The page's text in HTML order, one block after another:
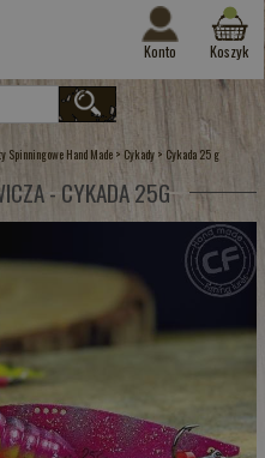
Konto Koszyk
Spinningowe Hand Made> Cykady > Cykada 25 g
- CYKADA 25G